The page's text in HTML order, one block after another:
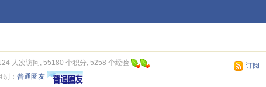
订阅
人次访问, 55180 个积分, 5258 个经验
： 普通圈友